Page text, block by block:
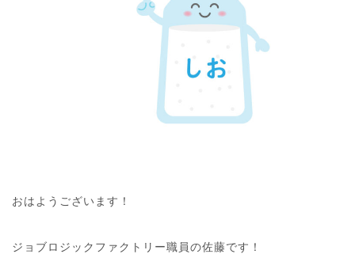
おはようございます！
ジョブロジックファクトリー職員の佐藤です！